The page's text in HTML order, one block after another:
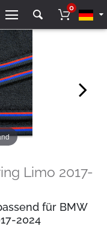
0
Limo 2017-
für BMW
2024